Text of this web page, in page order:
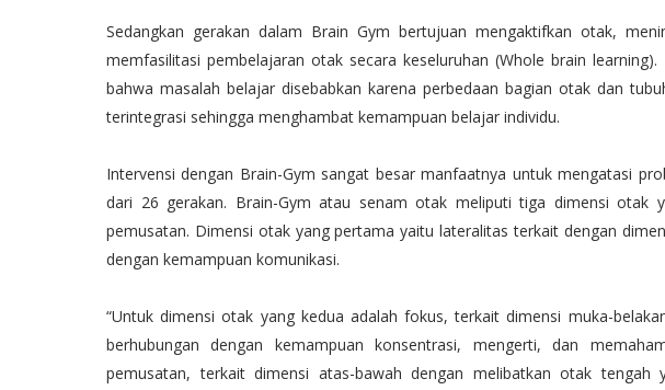
Sedangkan gerakan dalam Brain Gym bertujuan mengaktifkan otak,
memfasilitasi pembelajaran otak secara keseluruhan (Whole brain
bahwa masalah belajar disebabkan karena perbedaan bagian otak dan
terintegrasi sehingga menghambat kemampuan belajar individu.
Intervensi dengan Brain-Gym sangat besar manfaatnya untuk mengatasi
dari 26 gerakan. Brain-Gym atau senam otak meliputi tiga dimensi otak
pemusatan. Dimensi otak yang pertama yaitu lateralitas terkait dengan
dengan kemampuan komunikasi.
“Untuk dimensi otak yang kedua adalah fokus, terkait dimensi muka-
berhubungan dengan kemampuan konsentrasi, mengerti, dan
pemusatan, terkait dimensi atas-bawah dengan melibatkan otak tengah